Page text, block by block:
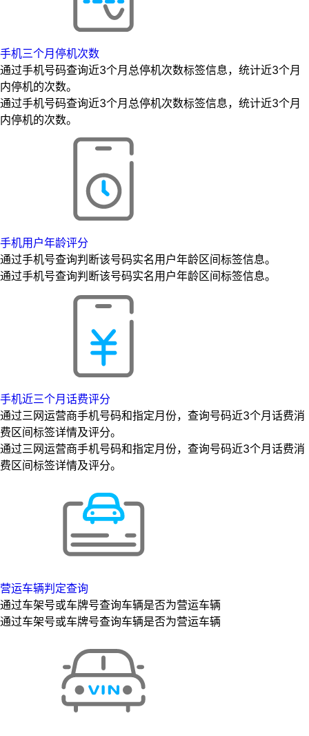
手机三个月停机次数
通过手机号码查询近3个月总停机次数标签信息，统计近3个月
内停机的次数。
通过手机号码查询近3个月总停机次数标签信息，统计近3个月
内停机的次数。
手机用户年龄评分
通过手机号查询判断该号码实名用户年龄区间标签信息。
通过手机号查询判断该号码实名用户年龄区间标签信息。
手机近三个月话费评分
通过三网运营商手机号码和指定月份，查询号码近3个月话费消
费区间标签详情及评分。
通过三网运营商手机号码和指定月份，查询号码近3个月话费消
费区间标签详情及评分。
营运车辆判定查询
通过车架号或车牌号查询车辆是否为营运车辆
通过车架号或车牌号查询车辆是否为营运车辆